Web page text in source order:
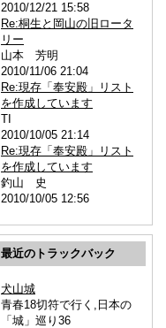
2010/12/21 15:58
Re:桐生と岡山の旧ロータ
リー
山本 芳明
2010/11/06 21:04
Re:現存「奉安殿」リスト
を作成しています
TI
2010/10/05 21:14
Re:現存「奉安殿」リスト
を作成しています
釣山 史
2010/10/05 12:56
最近のトラックバック
犬山城
青春18切符で行く,日本の
「城」巡り36